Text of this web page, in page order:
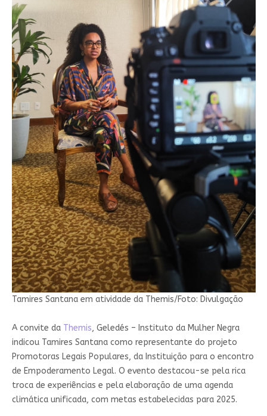
Tamires Santana em atividade da Themis/Foto: Divulgação
A convite da Themis, Geledés – Instituto da Mulher Negra
indicou Tamires Santana como representante do projeto
Promotoras Legais Populares, da Instituição para o encontro
de Empoderamento Legal. O evento destacou-se pela rica
troca de experiências e pela elaboração de uma agenda
climática unificada, com metas estabelecidas para 2025.